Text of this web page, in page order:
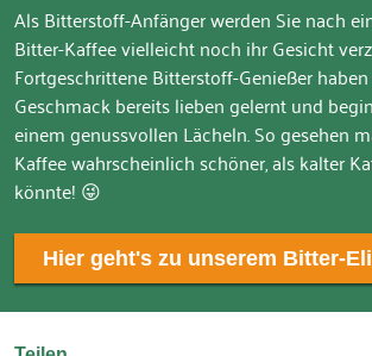
Als Bitterstoff-Anfänger werden Sie nach
Bitter-Kaffee vielleicht noch ihr Gesicht
Fortgeschrittene Bitterstoff-Genießer
Geschmack bereits lieben gelernt und
einem genussvollen Lächeln. So gesehen
Kaffee wahrscheinlich schöner, als kalter
könnte! 😜
Hier geht's zu unserem Bitter-